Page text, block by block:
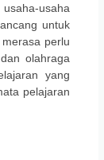
usaha
untuk
perlu
olahraga
yang
pelajaran